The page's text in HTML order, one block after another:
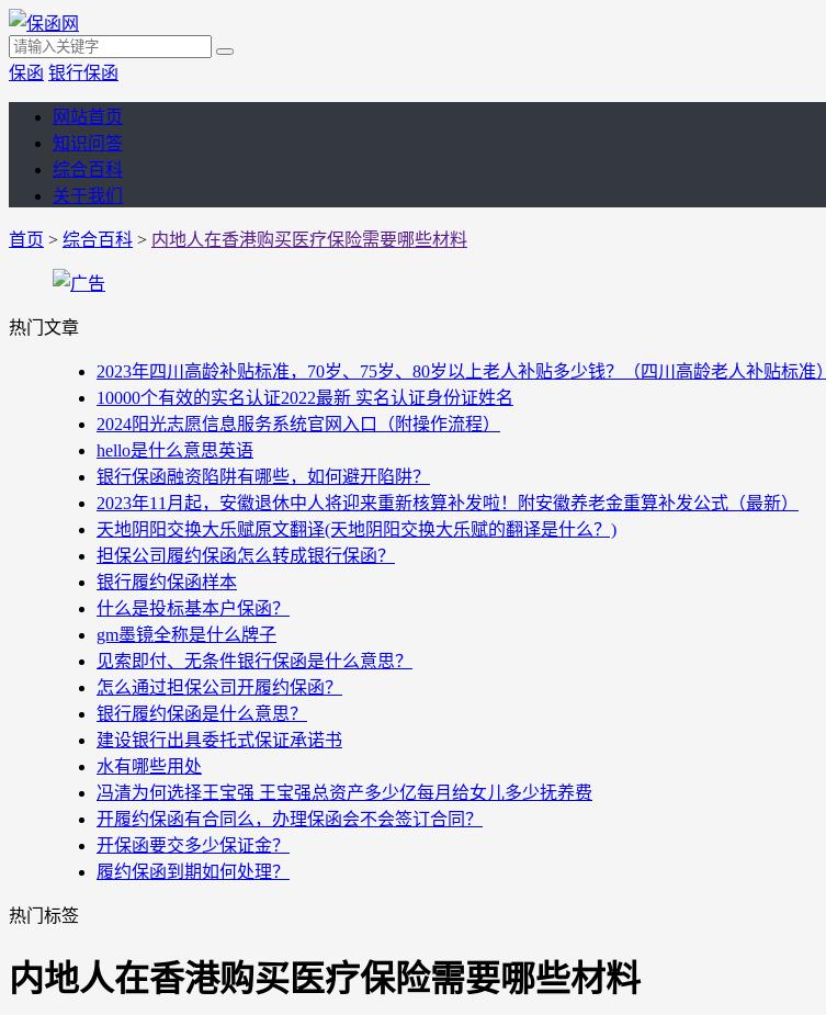
保函 银行保函
网站首页
知识问答
综合百科
关于我们
首页 > 综合百科 > 内地人在香港购买医疗保险需要哪些材料
热门文章
2023年四川高龄补贴标准，70岁、75岁、80岁以上老人补贴多少钱？（四川高龄老人补贴标准）
10000个有效的实名认证2022最新 实名认证身份证姓名
2024阳光志愿信息服务系统官网入口（附操作流程）
hello是什么意思英语
银行保函融资陷阱有哪些，如何避开陷阱？
2023年11月起，安徽退休中人将迎来重新核算补发啦！附安徽养老金重算补发公式（最新）
天地阴阳交换大乐赋原文翻译(天地阴阳交换大乐赋的翻译是什么？)
担保公司履约保函怎么转成银行保函？
银行履约保函样本
什么是投标基本户保函？
gm墨镜全称是什么牌子
见索即付、无条件银行保函是什么意思？
怎么通过担保公司开履约保函？
银行履约保函是什么意思？
建设银行出具委托式保证承诺书
水有哪些用处
冯清为何选择王宝强 王宝强总资产多少亿每月给女儿多少抚养费
开履约保函有合同么，办理保函会不会签订合同？
开保函要交多少保证金？
履约保函到期如何处理？
热门标签
内地人在香港购买医疗保险需要哪些材料